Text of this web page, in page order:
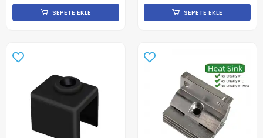
SEPETE EKLE SEPETE EKLE